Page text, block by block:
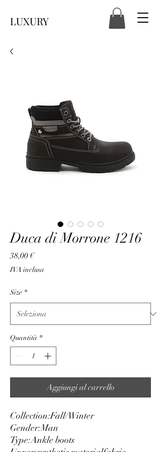
LUXURY
Duca di Morrone 1216
38,00 €Prezzo
IVA inclusa
Size *
Quantità *
Aggiungi al carrello
Collection:Fall/Winter
Gender:Man
Type:Ankle boots